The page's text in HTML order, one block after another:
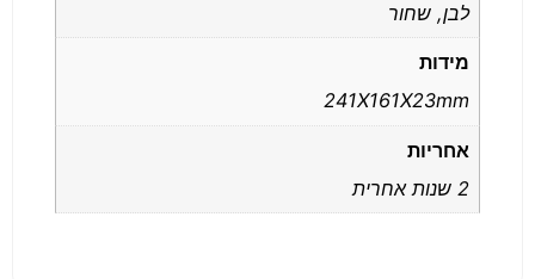
לבן, שחור
מידות
241X161X23mm
אחריות
2 שנות אחרית